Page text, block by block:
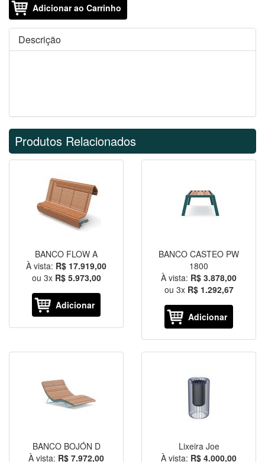
Adicionar ao Carrinho
Descrição
Produtos Relacionados
BANCO FLOW A
À vista: R$ 17.919,00
ou 3x R$ 5.973,00
Adicionar
BANCO CASTEO PW
1800
À vista: R$ 3.878,00
ou 3x R$ 1.292,67
Adicionar
BANCO BOJÓN D
À vista: R$ 7.972,00
Lixeira Joe
À vista: R$ 4.000,00